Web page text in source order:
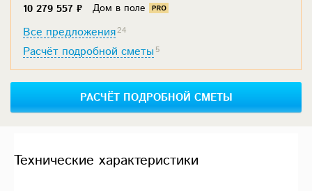
10 279 557 ₽
Дом в поле
Все предложения24
Расчёт подробной сметы 5
РАСЧЁТ ПОДРОБНОЙ СМЕТЫ
Технические характеристики